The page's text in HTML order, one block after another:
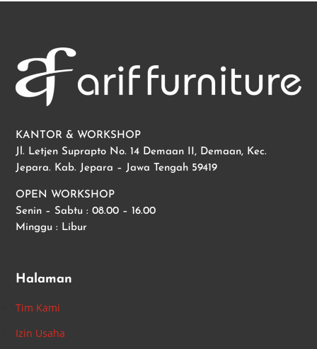
KANTOR & WORKSHOP
Jl. Letjen Suprapto No. 14 Demaan II, Demaan, Kec.
Jepara. Kab. Jepara – Jawa Tengah 59419
OPEN WORKSHOP
Senin – Sabtu : 08.00 – 16.00
Minggu : Libur
Halaman
Tim Kami
Izin Usaha